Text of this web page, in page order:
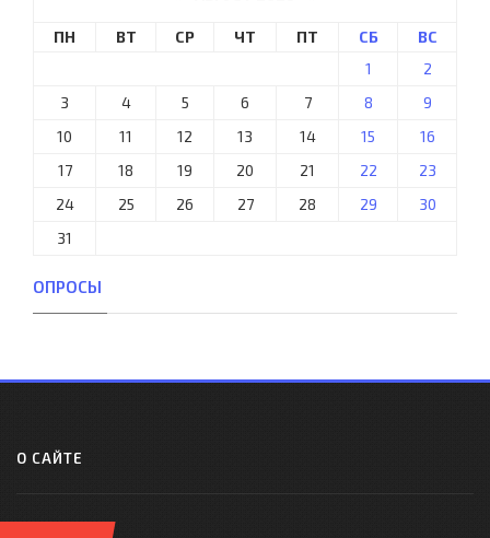
ПН ВТ СР ЧТ ПТ СБ
ВС
1
2
3
4 5 6 7 8
9
10
11 12 13 14 15
16
17
18 19 20 21 22
23
24
25 26 27 28 29
30
31
ОПРОСЫ
О САЙТЕ